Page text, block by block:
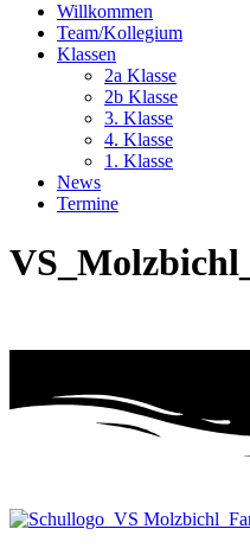
Willkommen
Team/Kollegium
Klassen
2a Klasse
2b Klasse
3. Klasse
4. Klasse
1. Klasse
News
Termine